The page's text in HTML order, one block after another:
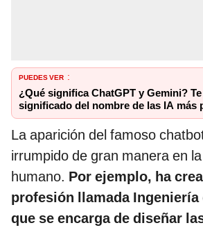
PUEDES VER :
¿Qué significa ChatGPT y Gemini?
significado del nombre de las IA más
La aparición del famoso
irrumpido de gran manera en
humano. Por ejemplo, ha
profesión llamada Ingeniería
que se encarga de diseñar